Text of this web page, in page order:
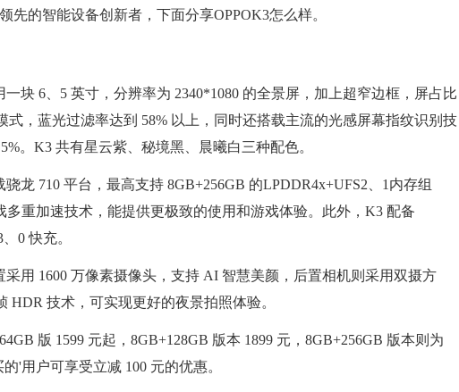
先的智能设备创新者，下面分享OPPOK3怎么样。
一块 6、5 英寸，分辨率为 2340*1080 的全景屏，加上超窄边框，屏占比
式，蓝光过滤率达到 58% 以上，同时还搭载主流的光感屏幕指纹识别技
。K3 共有星云紫、秘境黑、晨曦白三种配色。
龙 710 平台，最高支持 8GB+256GB 的LPDDR4x+UFS2、1内存组
多重加速技术，能提供更极致的使用和游戏体验。此外，K3 配备
0 快充。
采用 1600 万像素摄像头，支持 AI 智慧美颜，后置相机则采用双摄方
HDR 技术，可实现更好的夜景拍照体验。
版 1599 元起，8GB+128GB 版本 1899 元，8GB+256GB 版本则为
'用户可享受立减 100 元的优惠。